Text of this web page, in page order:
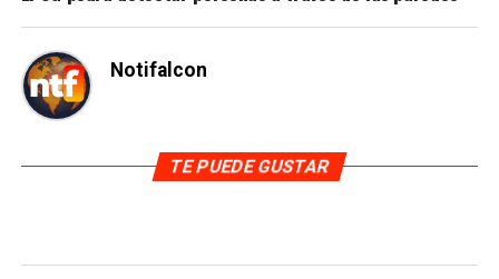
Notifalcon
TE PUEDE GUSTAR